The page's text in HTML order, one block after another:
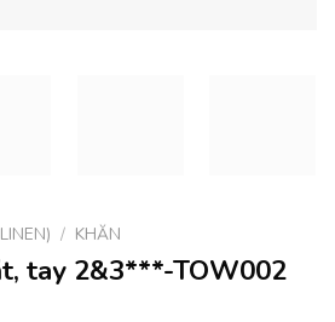
/ KHĂN
tay 2&3***-TOW002